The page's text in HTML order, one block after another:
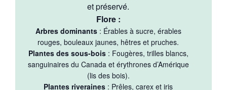
et préservé.
Flore :
Arbres dominants: Érables à sucre, érables
rouges, bouleaux jaunes, hêtres et pruches.
Plantes des sous-bois: Fougères, trilles blancs,
sanguinaires du Canada et érythrones d’Amérique
(lis des bois).
Plantes riveraines : Prêles, carex et iris